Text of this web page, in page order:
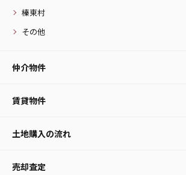
榛東村
その他
仲介物件
賃貸物件
土地購入の流れ
売却査定